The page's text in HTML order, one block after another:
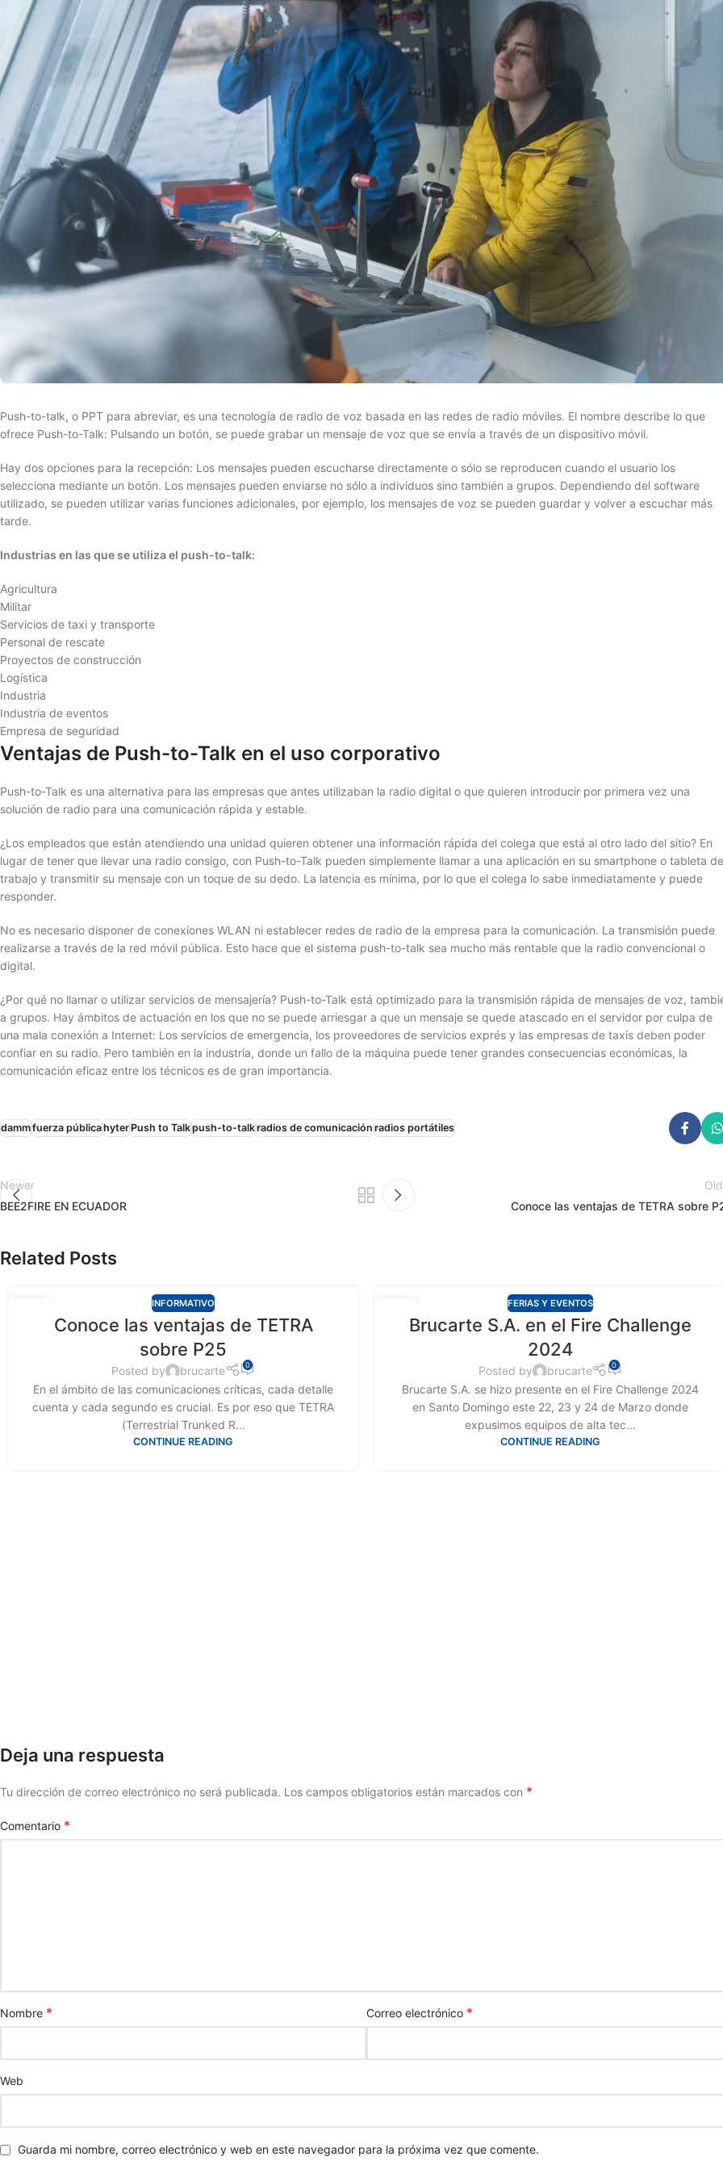
Push-to-talk, o PPT para abreviar, es una tecnología de radio de voz basada en las redes de radio móviles. El nombre describe lo que
ofrece Push-to-Talk: Pulsando un botón, se puede grabar un mensaje de voz que se envía a través de un dispositivo móvil.
Hay dos opciones para la recepción: Los mensajes pueden escucharse directamente o sólo se reproducen cuando el usuario los
selecciona mediante un botón. Los mensajes pueden enviarse no sólo a individuos sino también a grupos. Dependiendo del software
utilizado, se pueden utilizar varias funciones adicionales, por ejemplo, los mensajes de voz se pueden guardar y volver a escuchar más
tarde.
Industrias en las que se utiliza el push-to-talk:
Agricultura
Militar
Servicios de taxi y transporte
Personal de rescate
Proyectos de construcción
Logística
Industria
Industria de eventos
Empresa de seguridad
Ventajas de Push-to-Talk en el uso corporativo
Push-to-Talk es una alternativa para las empresas que antes utilizaban la radio digital o que quieren introducir por primera vez una
solución de radio para una comunicación rápida y estable.
¿Los empleados que están atendiendo una unidad quieren obtener una información rápida del colega que está al otro lado del sitio? En
lugar de tener que llevar una radio consigo, con Push-to-Talk pueden simplemente llamar a una aplicación en su smartphone o tableta de
trabajo y transmitir su mensaje con un toque de su dedo. La latencia es mínima, por lo que el colega lo sabe inmediatamente y puede
responder.
No es necesario disponer de conexiones WLAN ni establecer redes de radio de la empresa para la comunicación. La transmisión puede
realizarse a través de la red móvil pública. Esto hace que el sistema push-to-talk sea mucho más rentable que la radio convencional o
digital.
¿Por qué no llamar o utilizar servicios de mensajería? Push-to-Talk está optimizado para la transmisión rápida de mensajes de voz,
a grupos. Hay ámbitos de actuación en los que no se puede arriesgar a que un mensaje se quede atascado en el servidor por culpa de
una mala conexión a Internet: Los servicios de emergencia, los proveedores de servicios exprés y las empresas de taxis deben poder
confiar en su radio. Pero también en la industria, donde un fallo de la máquina puede tener grandes consecuencias económicas, la
comunicación eficaz entre los técnicos es de gran importancia.
dammfuerza públicahyterPush to Talkpush-to-talkradios de comunicación radios portátiles
Newer
BEE2FIRE EN ECUADOR
Conoce las ventajas de TETRA sobre
Related Posts
INFORMATIVO
Conoce las ventajas de TETRA
sobre P25
Posted by brucarte 0
En el ámbito de las comunicaciones críticas, cada detalle
cuenta y cada segundo es crucial. Es por eso que TETRA
(Terrestrial Trunked R...
CONTINUE READING
FERIAS Y EVENTOS
Brucarte S.A. en el Fire Challenge
2024
Posted by brucarte 0
Brucarte S.A. se hizo presente en el Fire Challenge 2024
en Santo Domingo este 22, 23 y 24 de Marzo donde
expusimos equipos de alta tec...
CONTINUE READING
Deja una respuesta
Tu dirección de correo electrónico no será publicada. Los campos obligatorios están marcados con *
Comentario *
Nombre * Correo electrónico *
Web
Guarda mi nombre, correo electrónico y web en este navegador para la próxima vez que comente.